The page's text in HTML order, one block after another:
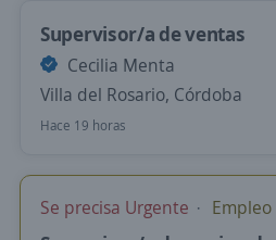
Supervisor/a de ventas
Cecilia Menta
Villa del Rosario, Córdoba
Hace 19 horas
Se precisa Urgente